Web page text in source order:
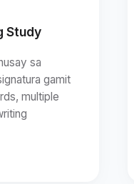
Study
sa
gamit
multiple